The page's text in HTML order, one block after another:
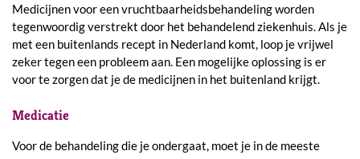
Medicijnen voor een vruchtbaarheidsbehandeling worden
tegenwoordig verstrekt door het behandelend ziekenhuis. Als je
met een buitenlands recept in Nederland komt, loop je vrijwel
zeker tegen een probleem aan. Een mogelijke oplossing is er
voor te zorgen dat je de medicijnen in het buitenland krijgt.
Medicatie
Voor de behandeling die je ondergaat, moet je in de meeste